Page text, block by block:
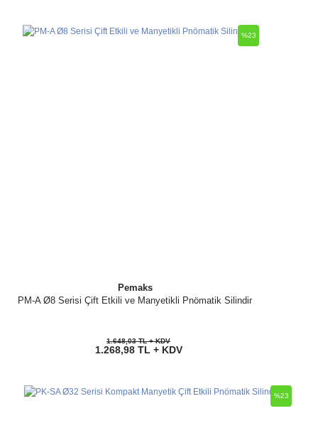
Pemaks
PM-A Ø8 Serisi Çift Etkili ve Manyetikli Pnömatik Silindir
%23
1.648,03 TL + KDV
1.268,98 TL + KDV
%23